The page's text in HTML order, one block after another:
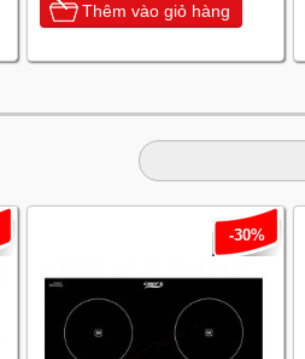
Thêm vào giỏ hàng
-30%